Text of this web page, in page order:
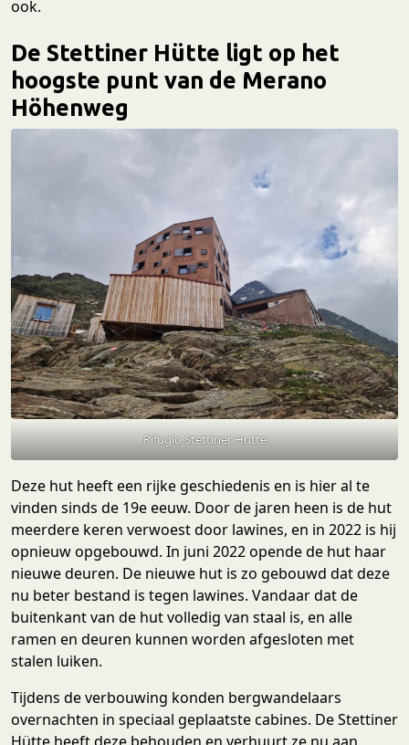
ook.
De Stettiner Hütte ligt op het
hoogste punt van de Merano
Höhenweg
Rifugio Stettiner Hutte
Deze hut heeft een rijke geschiedenis en is hier al te
vinden sinds de 19e eeuw. Door de jaren heen is de hut
meerdere keren verwoest door lawines, en in 2022 is hij
opnieuw opgebouwd. In juni 2022 opende de hut haar
nieuwe deuren. De nieuwe hut is zo gebouwd dat deze
nu beter bestand is tegen lawines. Vandaar dat de
buitenkant van de hut volledig van staal is, en alle
ramen en deuren kunnen worden afgesloten met
stalen luiken.
Tijdens de verbouwing konden bergwandelaars
overnachten in speciaal geplaatste cabines. De Stettiner